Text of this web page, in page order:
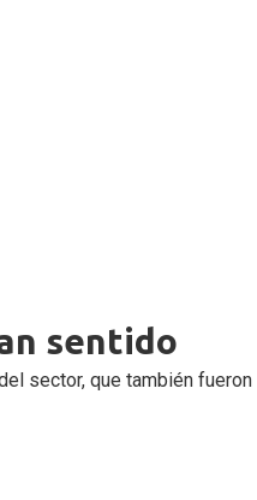
sentido
sector, que también fueron